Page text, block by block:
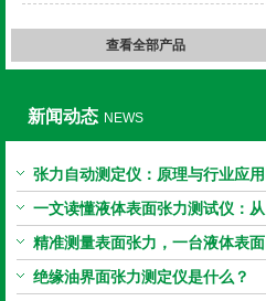
查看全部产品
新闻动态 NEWS
张力自动测定仪：原理与行业应用
解析
一文读懂液体表面张力测试仪：从
原理到应用全掌握
精准测量表面张力，一台液体表面
张力系数测量仪就够了
绝缘油界面张力测定仪是什么？